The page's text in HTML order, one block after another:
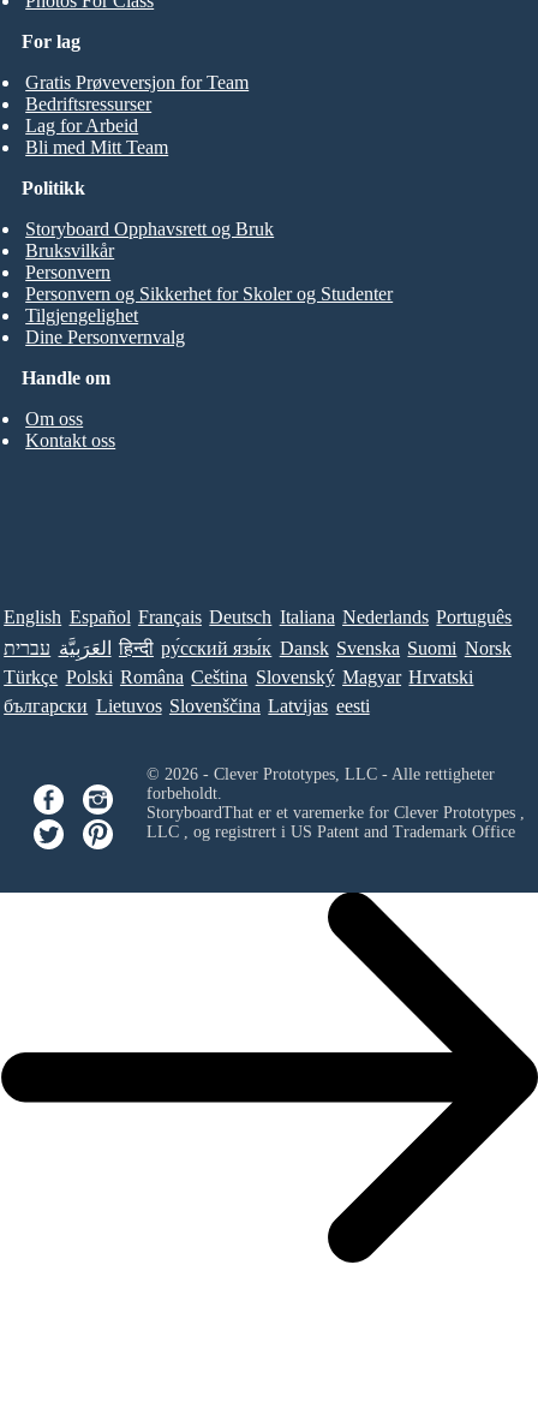
For lag
Gratis Prøveversjon for Team
Bedriftsressurser
Lag for Arbeid
Bli med Mitt Team
Handle om
Om oss
Kontakt oss
Politikk
Storyboard Opphavsrett og Bruk
Bruksvilkår
Personvern
Personvern og Sikkerhet for Skoler og Studenter
Tilgjengelighet
Dine Personvernvalg
English Español Français Deutsch Italiana Nederlands Português
עברית العَرَبِيَّة हिन्दी ру́сский язы́к Dansk Svenska Suomi Norsk
Türkçe Polski Româna Ceština Slovenský Magyar Hrvatski
български Lietuvos Slovenščina Latvijas eesti
© 2026 - Clever Prototypes, LLC - Alle rettigheter
forbeholdt.
StoryboardThat er et varemerke for Clever Prototypes ,
LLC, og registrert i US Patent and Trademark Office